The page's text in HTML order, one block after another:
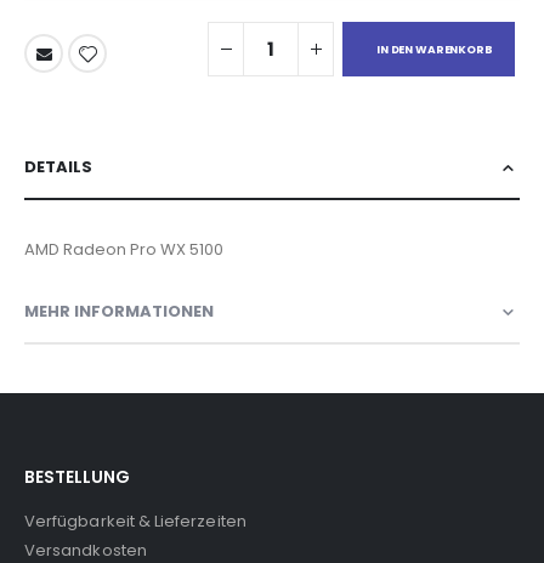
IN DEN WARENKORB
DETAILS
AMD Radeon Pro WX 5100
MEHR INFORMATIONEN
BESTELLUNG
Verfügbarkeit & Lieferzeiten
Versandkosten